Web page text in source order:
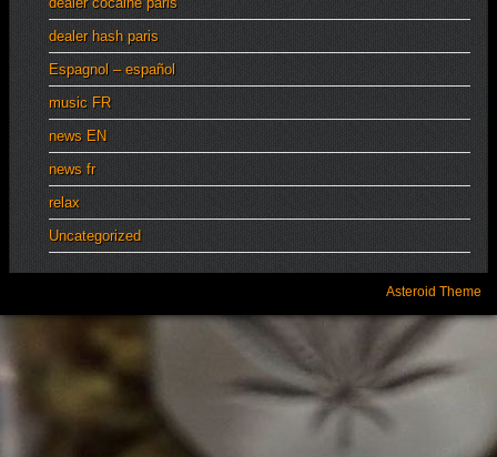
dealer hash paris
Espagnol – español
music FR
news EN
news fr
relax
Uncategorized
Asteroid Theme